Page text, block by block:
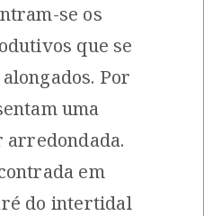
Autóctone
Última observação por:
ASSOCIAÇÃO CULTURAL E
DESPORTIVA CAPITÃES DE
ABRIL
se os
que se
Por
uma
arredondada.
em
do intertidal